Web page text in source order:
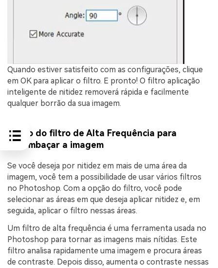
Quando estiver satisfeito com as configurações, clique
em OK para aplicar o filtro. E pronto! O filtro aplicação
inteligente de nitidez removerá rápida e facilmente
qualquer borrão da sua imagem.
4. Uso do filtro de Alta Frequência para
desembaçar a imagem
Se você deseja por nitidez em mais de uma área da
imagem, você tem a possibilidade de usar vários filtros
no Photoshop. Com a opção do filtro, você pode
selecionar as áreas em que deseja aplicar nitidez e, em
seguida, aplicar o filtro nessas áreas.
Um filtro de alta frequência é uma ferramenta usada no
Photoshop para tornar as imagens mais nítidas. Este
filtro analisa rapidamente uma imagem e procura áreas
de contraste. Depois disso, aumenta o contraste nessas